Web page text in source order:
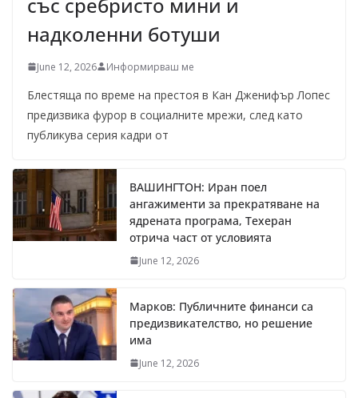
надколенни ботуши
June 12, 2026 Информирваш ме
Блестяща по време на престоя в Кан Дженифър Лопес
предизвика фурор в социалните мрежи, след като
публикува серия кадри от
ВАШИНГТОН: Иран поел
ангажименти за прекратяване на
ядрената програма, Техеран
отрича част от условията
June 12, 2026
Марков: Публичните финанси са
предизвикателство, но решение
има
June 12, 2026